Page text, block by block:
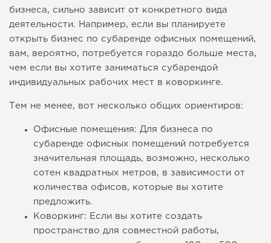
бизнеса, сильно зависит от конкретного вида
деятельности. Например, если вы планируете
открыть бизнес по субаренде офисных помещений,
вам, вероятно, потребуется гораздо больше места,
чем если вы хотите заниматься субарендой
индивидуальных рабочих мест в коворкинге.
Тем не менее, вот несколько общих ориентиров:
Офисные помещения: Для бизнеса по
субаренде офисных помещений потребуется
значительная площадь, возможно, несколько
сотен квадратных метров, в зависимости от
количества офисов, которые вы хотите
предложить.
Коворкинг: Если вы хотите создать
пространство для совместной работы,